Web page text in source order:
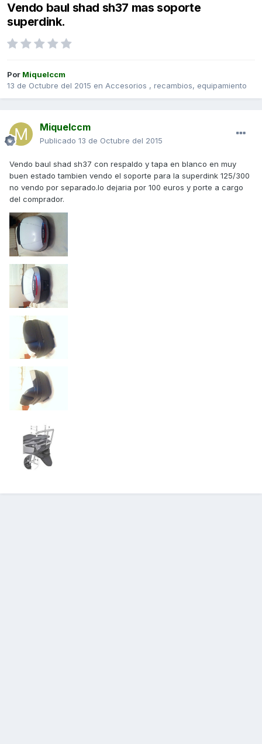
Vendo baul shad sh37 mas soporte
superdink.
Por Miquelccm
13 de Octubre del 2015 en Accesorios , recambios, equipamiento
Miquelccm
Publicado 13 de Octubre del 2015
Vendo baul shad sh37 con respaldo y tapa en blanco en muy
buen estado tambien vendo el soporte para la superdink 125/300
no vendo por separado.lo dejaria por 100 euros y porte a cargo
del comprador.